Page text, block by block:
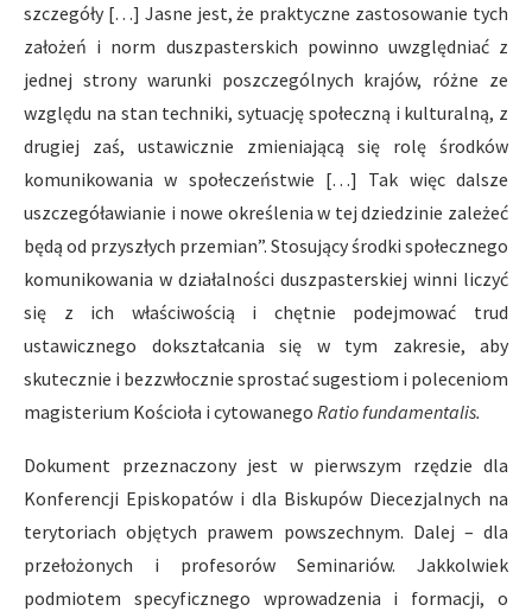
szczegóły […] Jasne jest, że praktyczne zastosowanie tych
założeń i norm duszpasterskich powinno uwzględniać z
jednej strony warunki poszczególnych krajów, różne ze
względu na stan techniki, sytuację społeczną i kulturalną, z
drugiej zaś, ustawicznie zmieniającą się rolę środków
komunikowania w społeczeństwie […] Tak więc dalsze
uszczegóławianie i nowe określenia w tej dziedzinie zależeć
będą od przyszłych przemian”. Stosujący środki społecznego
komunikowania w działalności duszpasterskiej winni liczyć
się z ich właściwością i chętnie podejmować trud
ustawicznego dokształcania się w tym zakresie, aby
skutecznie i bezzwłocznie sprostać sugestiom i poleceniom
magisterium Kościoła i cytowanego Ratio fundamentalis.
Dokument przeznaczony jest w pierwszym rzędzie dla
Konferencji Episkopatów i dla Biskupów Diecezjalnych na
terytoriach objętych prawem powszechnym. Dalej – dla
przełożonych i profesorów Seminariów. Jakkolwiek
podmiotem specyficznego wprowadzenia i formacji, o